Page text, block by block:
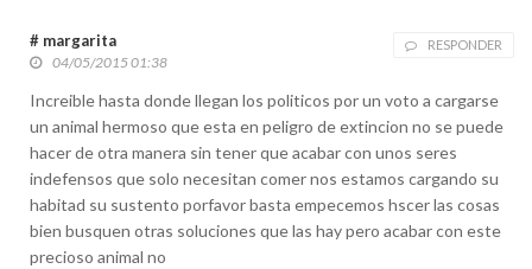
# margarita RESPONDER
04/05/2015 01:38
Increible hasta donde llegan los politicos por un voto a cargarse
un animal hermoso que esta en peligro de extincion no se puede
hacer de otra manera sin tener que acabar con unos seres
indefensos que solo necesitan comer nos estamos cargando su
habitad su sustento porfavor basta empecemos hscer las cosas
bien busquen otras soluciones que las hay pero acabar con este
precioso animal no